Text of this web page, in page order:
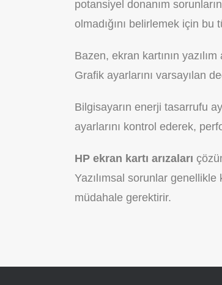
potansiyel donanım
olmadığını belirlemek için bu
Bazen, ekran kartının
Grafik ayarlarını varsayılan
Bilgisayarın enerji tasarrufu
ayarlarını kontrol ederek,
HP ekran kartı arızaları
Yazılımsal sorunlar
müdahale gerektirir.